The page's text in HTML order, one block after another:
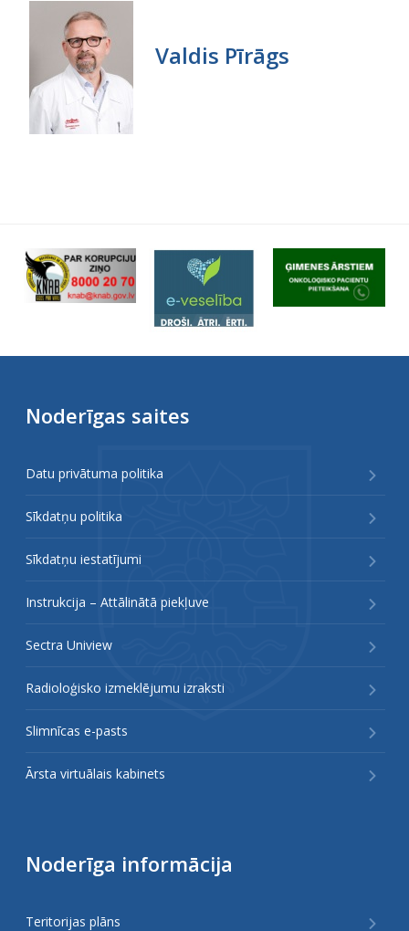
Valdis Pīrāgs
Noderīgas saites
Datu privātuma politika
Sīkdatņu politika
Sīkdatņu iestatījumi
Instrukcija – Attālinātā piekļuve
Sectra Uniview
Radioloģisko izmeklējumu izraksti
Slimnīcas e-pasts
Ārsta virtuālais kabinets
Noderīga informācija
Teritorijas plāns